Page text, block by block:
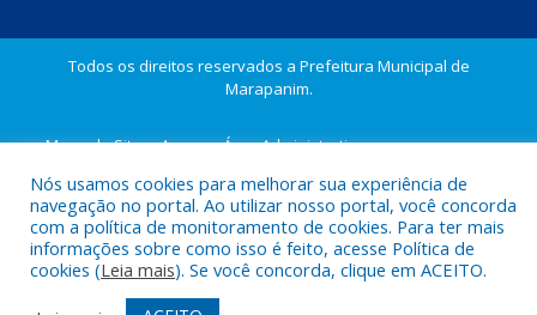
Todos os direitos reservados a Prefeitura Municipal de
Marapanim.
Mapa do Site
Acessar Área Administrativa
Nós usamos cookies para melhorar sua experiência de
navegação no portal. Ao utilizar nosso portal, você concorda
com a política de monitoramento de cookies. Para ter mais
informações sobre como isso é feito, acesse Política de
cookies (Leia mais). Se você concorda, clique em ACEITO.